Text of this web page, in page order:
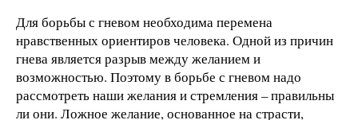
Для борьбы с гневом необходима перемена
нравственных ориентиров человека. Одной из причин
гнева является разрыв между желанием и
возможностью. Поэтому в борьбе с гневом надо
рассмотреть наши желания и стремления – правильны
ли они. Ложное желание, основанное на страсти,